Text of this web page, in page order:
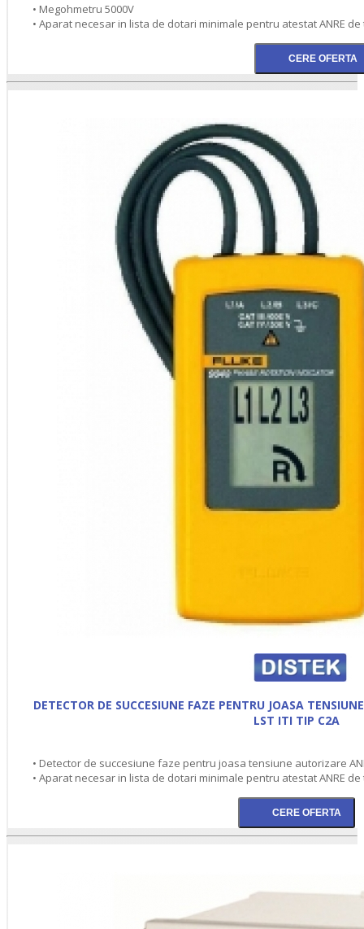
• Megohmetru 5000V
• Aparat necesar in lista de dotari minimale pentru atestat ANRE de
DETECTOR DE SUCCESIUNE FAZE PENTRU JOASA
LST ITI TIP C2A
• Detector de succesiune faze pentru joasa tensiune autorizare
• Aparat necesar in lista de dotari minimale pentru atestat ANRE de